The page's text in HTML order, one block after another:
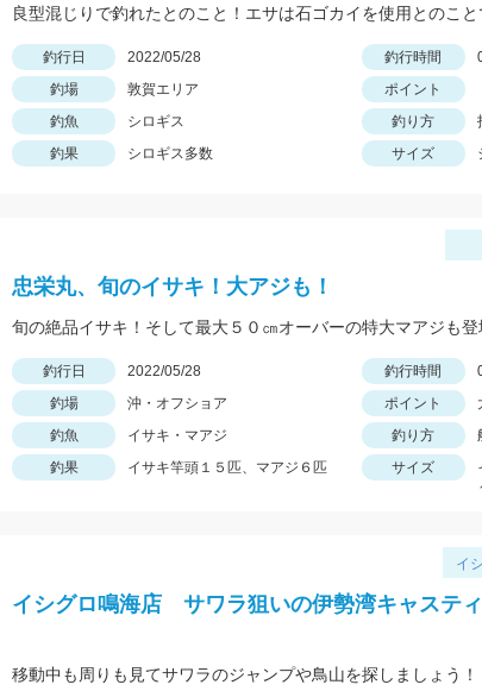
良型混じりで釣れたとのこと！エサは石ゴカイを使用とのこと
釣行日 2022/05/28 釣行時間
釣場
敦賀エリア
ポイント
釣魚
シロギス 釣り方
釣果
シロギス多数 サイズ
忠栄丸、旬のイサキ！大アジも！
旬の絶品イサキ！そして最大５０㎝オーバーの特大マアジも登
釣行日 2022/05/28 釣行時間
釣場
沖・オフショア ポイント
釣魚
イサキ・マアジ 釣り方
釣果
イサキ竿頭１５匹、マアジ６匹 サイズ
イ
イシグロ鳴海店 サワラ狙いの伊勢湾キャステ
移動中も周りも見てサワラのジャンプや鳥山を探しましょう！